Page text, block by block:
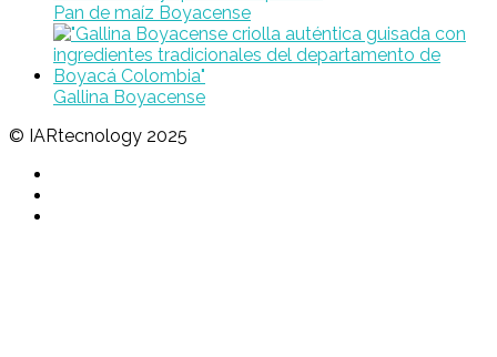
Pan de maíz Boyacense
Gallina Boyacense
© IARtecnology 2025